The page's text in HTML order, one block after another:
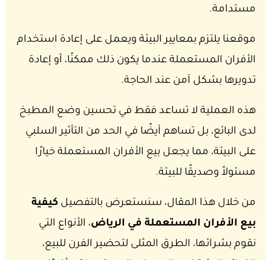
مستدامة.
موقعنا يلتزم بمعايير البيئة ويعمل على إعادة استخدام
الأفران المستعملة عندما يكون ذلك ممكنًا، أو إعادة
تدويرها بشكل آمن عند الحاجة.
هذه العملية لا تساعد فقط في تحسين وضع المطبخ
لدى البائع، بل تساهم أيضًا في الحد من التأثير السلبي
على البيئة، مما يجعل بيع الأفران المستعملة خيارًا
مسئولاً وصديقًا للبيئة.
من خلال هذا المقال، سنستعرض بالتفصيل كيفية
بيع الأفران المستعملة في الرياض، الأنواع التي
نقوم بشرائها، الطرق المثلى لتحضير الفرن للبيع،